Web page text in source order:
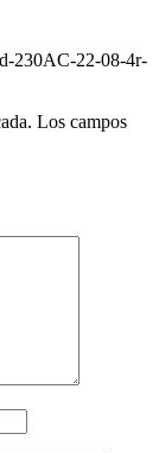
230AC-22-08-4r-
Los campos